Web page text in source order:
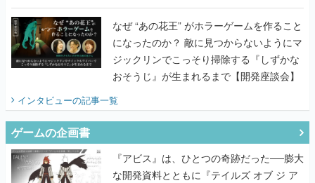
てみた
なぜ “あの花王” がホラーゲームを作ること
になったのか？ 敵に見つからないようにマ
ジックリンでこっそり掃除する『しずかな
おそうじ』が生まれるまで【開発座談会】
インタビューの記事一覧
ゲームの企画書
『アビス』は、ひとつの奇跡だった──膨大
な開発資料とともに『テイルズ オブ ジ ア